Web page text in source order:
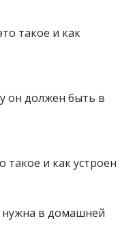
такое и как
он должен быть в
и как устроен
нужна в домашней